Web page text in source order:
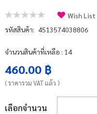
Wish List
รหัสสินค้า: 4513574038806
จำนวนสินค้าที่เหลือ : 14
460.00 ฿
( ราคารวม VAT แล้ว )
เลือกจำนวน